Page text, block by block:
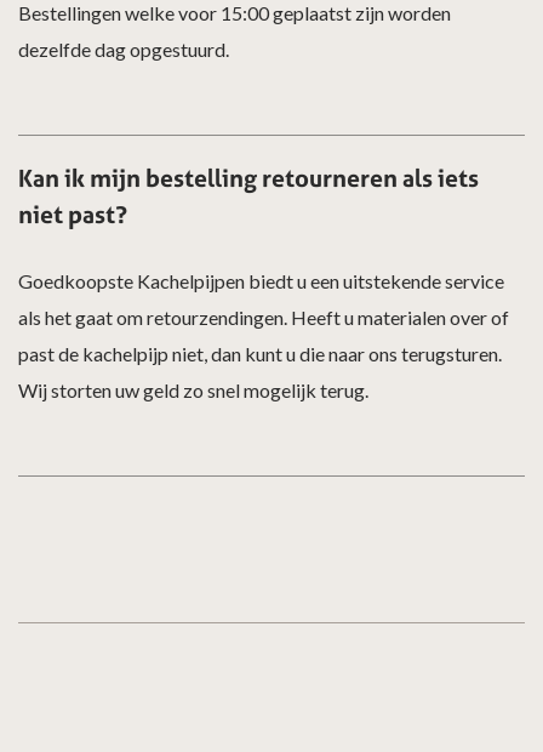
Bestellingen welke voor 15:00 geplaatst zijn worden
dezelfde dag opgestuurd.
Kan ik mijn bestelling retourneren als iets
niet past?
Goedkoopste Kachelpijpen biedt u een uitstekende service
als het gaat om retourzendingen. Heeft u materialen over of
past de kachelpijp niet, dan kunt u die naar ons terugsturen.
Wij storten uw geld zo snel mogelijk terug.